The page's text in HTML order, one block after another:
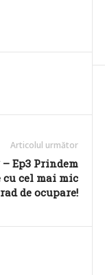
Articolul următor
Ep3 Prindem
cel mai mic
de ocupare!